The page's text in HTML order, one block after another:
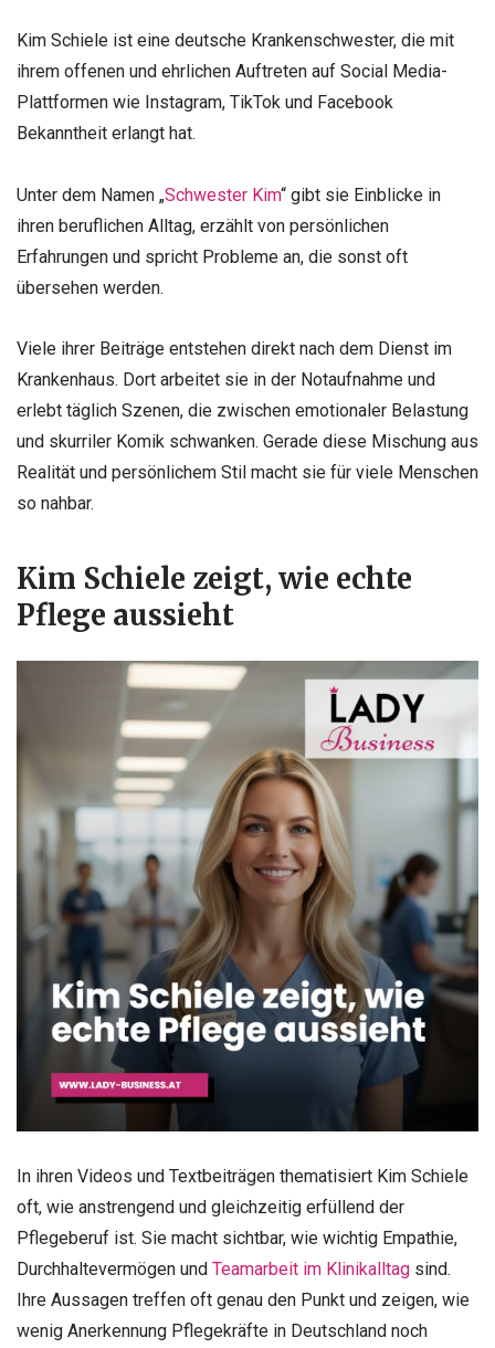
Kim Schiele ist eine deutsche Krankenschwester, die mit
ihrem offenen und ehrlichen Auftreten auf Social Media-
Plattformen wie Instagram, TikTok und Facebook
Bekanntheit erlangt hat.
Unter dem Namen „Schwester Kim“ gibt sie Einblicke in
ihren beruflichen Alltag, erzählt von persönlichen
Erfahrungen und spricht Probleme an, die sonst oft
übersehen werden.
Viele ihrer Beiträge entstehen direkt nach dem Dienst im
Krankenhaus. Dort arbeitet sie in der Notaufnahme und
erlebt täglich Szenen, die zwischen emotionaler Belastung
und skurriler Komik schwanken. Gerade diese Mischung aus
Realität und persönlichem Stil macht sie für viele Menschen
so nahbar.
Kim Schiele zeigt, wie echte
Pflege aussieht
In ihren Videos und Textbeiträgen thematisiert Kim Schiele
oft, wie anstrengend und gleichzeitig erfüllend der
Pflegeberuf ist. Sie macht sichtbar, wie wichtig Empathie,
Durchhaltevermögen und Teamarbeit im Klinikalltag sind.
Ihre Aussagen treffen oft genau den Punkt und zeigen, wie
wenig Anerkennung Pflegekräfte in Deutschland noch